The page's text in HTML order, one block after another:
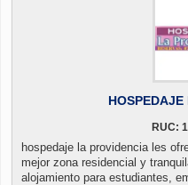
RUC:
hospedaje la providencia les ofrece alojamiento economico en la
mejor zona residencial y tranquila de
alojamiento para estudiantes,